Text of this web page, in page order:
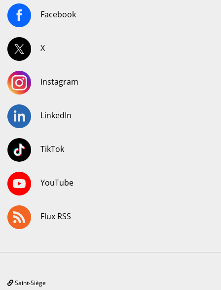
Facebook
X
Instagram
LinkedIn
TikTok
YouTube
Flux RSS
Saint-Siège